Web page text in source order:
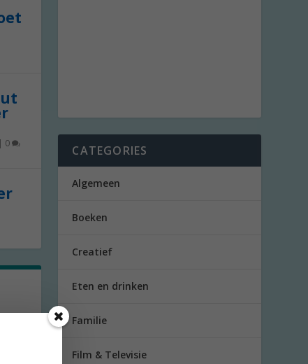
0 CATEGORIES
Algemeen
Boeken
Creatief
Eten en drinken
Familie
Film & Televisie